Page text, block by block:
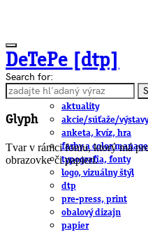
DeTePe [dtp]
ČLÁNKY
aktuality
akcie/súťaže/výstavy
anketa, kvíz, hra
farby a color
typografia, fonty
logo, vizuálny štýl
dtp
pre-press, print
obalový dizajn
papier
Search for:
Glyph
Tvar v rámci fontu, ktorý má
obrazovke či papieri.